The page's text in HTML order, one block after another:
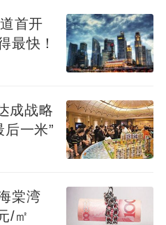
首开
最快！
成战略
一米”
棠湾
/㎡